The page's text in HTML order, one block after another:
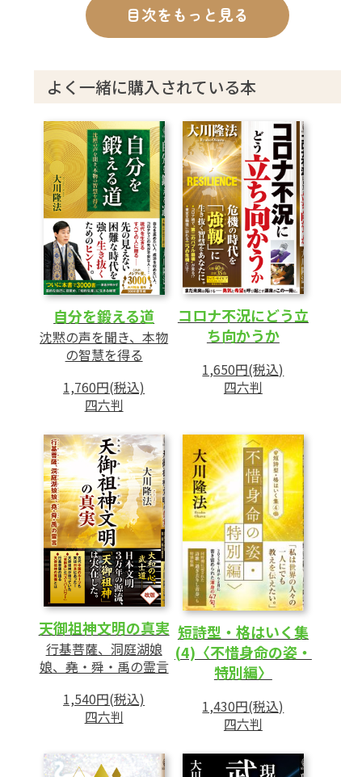
第3章「減量の経済学」
あとがき
目次をもっと見る
よく一緒に購入されている本
自分を鍛える道
沈黙の声を聞き、本物
の智慧を得る
1,760円(税込)
四六判
コロナ不況にどう立
ち向かうか
1,650円(税込)
四六判
天御祖神文明の真実
行基菩薩、洞庭湖娘
娘、堯・舜・禹の霊言
1,540円(税込)
四六判
短詩型・格はいく集
(4)〈不惜身命の姿・
特別編〉
1,430円(税込)
四六判